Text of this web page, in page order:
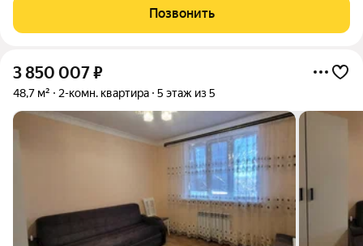
состоянии. Возможна продажа по военному или материнскому
сертификату, ипотека или
Позвонить
3 850 007₽
48,7 м² 2-комн. квартира 5 этаж из 5